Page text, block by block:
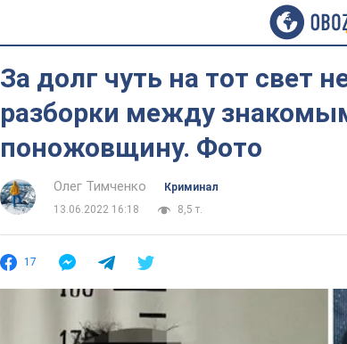
За долг чуть на тот свет
разборки между
поножовщину. Фото
Олег Тимченко
Криминал
13.06.2022 16:18
8,5 т.
17